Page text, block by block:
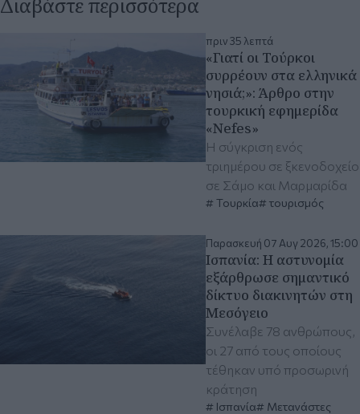
Διαβάστε περισσότερα
πριν 35 λεπτά
«Γιατί οι Τούρκοι
συρρέουν στα ελληνικά
νησιά;»: Άρθρο στην
τουρκική εφημερίδα
«Nefes»
Η σύγκριση ενός
τριημέρου σε ξκενοδοχείο
σε Σάμο και Μαρμαρίδα
Τουρκία τουρισμός
Παρασκευή 07 Αυγ 2026, 15:00
Ισπανία: Η αστυνομία
εξάρθρωσε σημαντικό
δίκτυο διακινητών στη
Μεσόγειο
Συνέλαβε 78 ανθρώπους,
οι 27 από τους οποίους
τέθηκαν υπό προσωρινή
κράτηση
Ισπανία Μετανάστες